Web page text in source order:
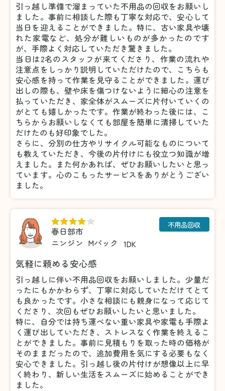
引っ越し準備で溜まっていた不用品の回収をお願いし
ました。事前に相談した際も丁寧な対応で、安心して
当日を迎えることができました。特に、古い家具や壊
れた家電など、処分が難しいものが多かったのです
が、手際よく対応していただき驚きました。
当日は2名のスタッフが来てくださり、作業の流れや
注意点をしっかり説明していただけたので、こちらも
安心感を持って作業を見守ることができました。運び
出しの際も、壁や床を傷つけないように細心の注意を
払っていただき、家全体がスムーズに片付いていくの
がとても嬉しかったです。作業が終わった後には、こ
ちらからお願いしなくても部屋を簡単に清掃していた
だけたのも好印象でした。
さらに、分別の仕方やリサイクル可能なものについて
も教えていただき、今後の片付けにも役立つ知識が増
えました。また何かあれば、ぜひお願いしたいと思っ
ています。心のこもったサービスをありがとうござい
ました。
春日部市
ニンジン Mパック 1DK
不用品回収
気軽に頼める安心感
引っ越しに伴い不用品回収をお願いしました。少量だ
ったにもかかわらず、丁寧に対応していただけてとて
も良かったです。小さな相談にも親身になって応じて
くださり、次回もぜひお願いしたいと思いました。
特に、自分では持ち運べない重い家具や家電も手際よ
く運び出していただき、ストレスなく作業を終えるこ
とができました。事前に見積もりを取った時の価格が
そのままだったので、追加費用を気にする必要もなく
安心できました。引っ越し後の片付けが想像以上に早
く終わり、新しい生活をスムーズに始めることができ
ました。